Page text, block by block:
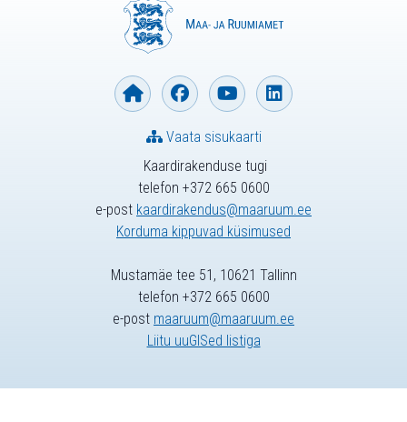
Kaardirakenduse tugi
telefon +372 665 0600
e-post kaardirakendus@maaruum.ee
Korduma kippuvad küsimused
Vaata sisukaarti
Mustamäe tee 51, 10621 Tallinn
telefon +372 665 0600
e-post maaruum@maaruum.ee
Liitu uuGISed listiga